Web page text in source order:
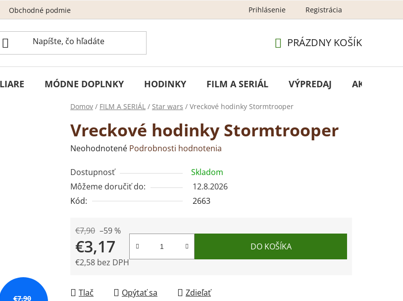
Obchodné podmienky GDPR - ochrana osobných údajov Newsletter –
Prihlásenie Registrácia
KOŠÍK
PRÁZDNY KOŠÍK
MÓDNE DOPLNKY HODINKY FILM A SERIÁL VÝPREDAJ AKCIA
Domov / FILM A SERIÁL / Star wars / Vreckové hodinky Stormtrooper
Vreckové hodinky Stormtrooper
Priemerné
produktu
je
0,0
hviezdičiek.
Neohodnotené Podrobnosti hodnotenia
Dostupnosť
Skladom
Môžeme doručiť do:
12.8.2026
Kód:
2663
€7,90 –59 %
€3,17
€2,58 bez DPH
DO KOŠÍKA
Tlač Opýtať sa Zdieľať
€7,90